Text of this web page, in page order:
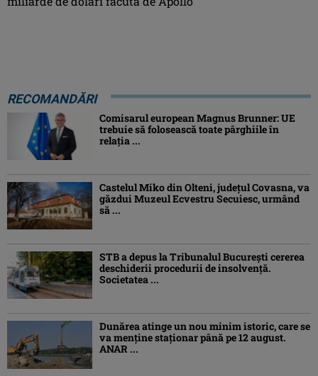
RECOMANDĂRI
Comisarul european Magnus Brunner: UE
trebuie să folosească toate pârghiile în
relația ...
Castelul Miko din Olteni, județul Covasna, va
găzdui Muzeul Ecvestru Secuiesc, urmând
să ...
STB a depus la Tribunalul București cererea
deschiderii procedurii de insolvență.
Societatea ...
Dunărea atinge un nou minim istoric, care se
va menține staționar până pe 12 august.
ANAR ...